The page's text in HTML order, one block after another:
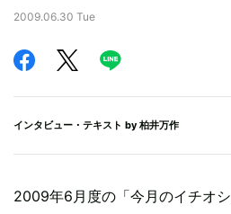
2009.06.30 Tue
インタビュー・テキスト by 柏井万作
2009年6月度の「今月のイチオ